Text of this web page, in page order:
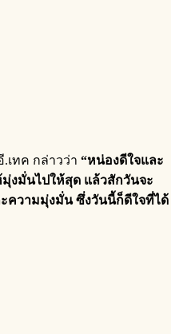
เทค กล่าวว่า “หน่องดีใจและ
มุ่งมั่นไปให้สุด แล้วสักวันจะ
ความมุ่งมั่น ซึ่งวันนี้ก็ดีใจที่ได้